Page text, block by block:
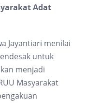
Adat
Jayantiari menilai
untuk
menjadi
Masyarakat